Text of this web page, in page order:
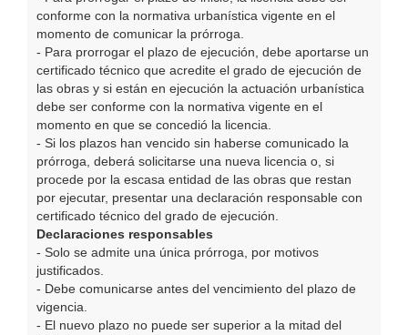
conforme con la normativa urbanística vigente en el
momento de comunicar la prórroga.
- Para prorrogar el plazo de ejecución, debe aportarse un
certificado técnico que acredite el grado de ejecución de
las obras y si están en ejecución la actuación urbanística
debe ser conforme con la normativa vigente en el
momento en que se concedió la licencia.
- Si los plazos han vencido sin haberse comunicado la
prórroga, deberá solicitarse una nueva licencia o, si
procede por la escasa entidad de las obras que restan
por ejecutar, presentar una declaración responsable con
certificado técnico del grado de ejecución.
Declaraciones responsables
- Solo se admite una única prórroga, por motivos
justificados.
- Debe comunicarse antes del vencimiento del plazo de
vigencia.
- El nuevo plazo no puede ser superior a la mitad del